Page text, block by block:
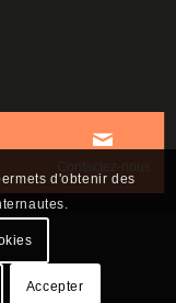
Contactez-nous
d'obtenir des
Accepter